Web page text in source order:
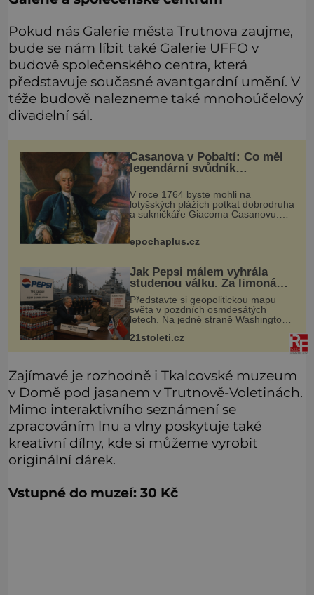
Pokud nás Galerie města Trutnova zaujme,
bude se nám líbit také Galerie UFFO v
budově společenského centra, která
představuje současné avantgardní umění. V
téže budově nalezneme také mnohoúčelový
divadelní sál.
Casanova v Pobaltí: Co měl
legendární svůdník
společného se svobodnými
zednáři?
V roce 1764 byste mohli na
lotyšských plážích potkat dobrodruha
a sukničkáře Giacoma Casanovu.
Jeho cesta k Baltskému moři však
pracovní cestou se zištnými úmysly.
epochaplus.cz
Jak Pepsi málem vyhrála
studenou válku. Za limonádu
dostala ponorky i křižník
Představte si geopolitickou mapu
světa v pozdních osmdesátých
letech. Na jedné straně Washington,
arzenál schopný zničit planetu
padesátkrát dokola, železná opona a
21stoleti.cz
Zajímavé je rozhodně i Tkalcovské muzeum
v Domě pod jasanem v Trutnově-Voletinách.
Mimo interaktivního seznámení se
zpracováním lnu a vlny poskytuje také
kreativní dílny, kde si můžeme vyrobit
originální dárek.
Vstupné do muzeí: 30 Kč